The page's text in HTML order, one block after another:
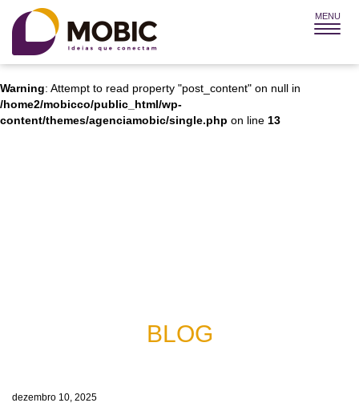
MENU
Warning
: Attempt to read property "post_title" on null in
/home2/mobicco/public_html/wp-
content/themes/agenciamobic/single.php
Warning: Attempt to read property "post_content" on null in
/home2/mobicco/public_html/wp-
content/themes/agenciamobic/single.php on line 13
BLOG
dezembro 10, 2025